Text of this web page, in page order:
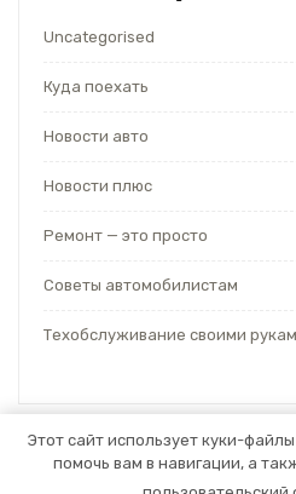
Uncategorised
Куда поехать
Новости авто
Новости плюс
Ремонт — это просто
Советы автомобилистам
Техобслуживание своими
Этот сайт использует куки-
помочь вам в навигации, а